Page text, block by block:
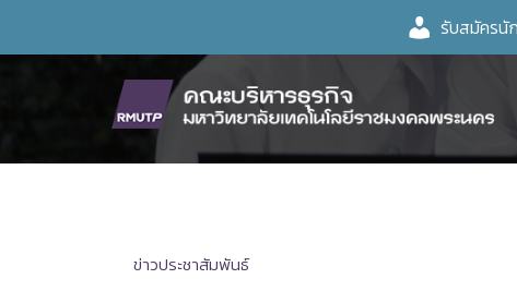
รับสมัครนั
ข่าวประชาสัมพันธ์